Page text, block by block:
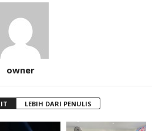
owner
LEBIH DARI PENULIS